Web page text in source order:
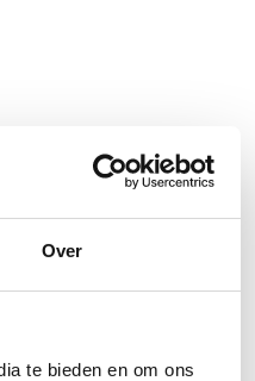
Over
te bieden en om ons